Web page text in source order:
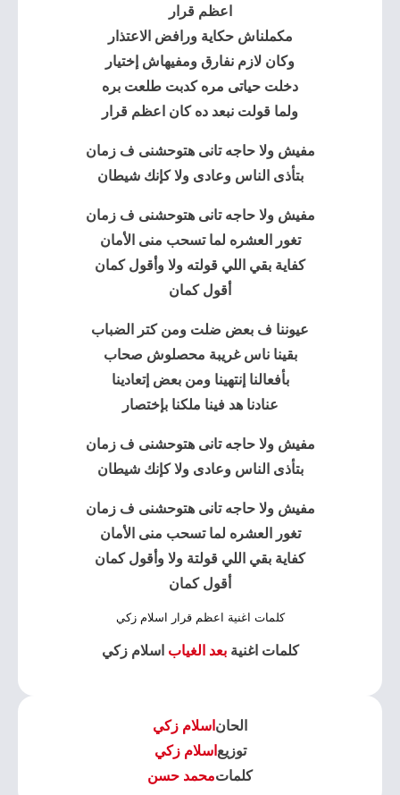
اعظم قرار
مكملناش حكاية ورافض الاعتذار
وكان لازم نفارق ومفيهاش إختيار
دخلت حياتى مره كدبت طلعت بره
ولما قولت نبعد ده كان اعظم قرار
مفيش ولا حاجه تانى هتوحشنى ف زمان
بتأذى الناس وعادى ولا كإنك شيطان
مفيش ولا حاجه تانى هتوحشنى ف زمان
تغور العشره لما تسحب منى الأمان
كفاية بقي اللي قولته ولا وأقول كمان
أقول كمان
عيوننا ف بعض ضلت ومن كتر الضباب
بقينا ناس غريبة محصلوش صحاب
بأفعالنا إنتهينا ومن بعض إتعادينا
عنادنا هد فينا ملكنا بإختصار
مفيش ولا حاجه تانى هتوحشنى ف زمان
بتأذى الناس وعادى ولا كإنك شيطان
مفيش ولا حاجه تانى هتوحشنى ف زمان
تغور العشره لما تسحب منى الأمان
كفاية بقي اللي قولتة ولا وأقول كمان
أقول كمان
كلمات اغنية اعظم قرار اسلام زكي
كلمات اغنيةبعد الغياب اسلام زكي
الحان اسلام زكي
توزيع اسلام زكي
كلماتمحمد حسن